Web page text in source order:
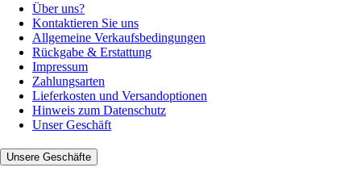
Über uns?
Kontaktieren Sie uns
Allgemeine Verkaufsbedingungen
Rückgabe & Erstattung
Impressum
Zahlungsarten
Lieferkosten und Versandoptionen
Hinweis zum Datenschutz
Unser Geschäft
Unsere Geschäfte